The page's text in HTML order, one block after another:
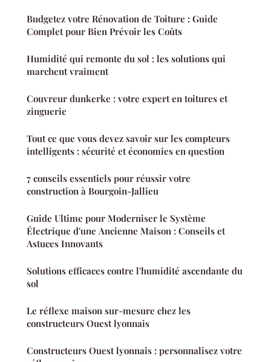
Budgetez votre Rénovation de Toiture : Guide
Complet pour Bien Prévoir les Coûts
Humidité qui remonte du sol : les solutions qui
marchent vraiment
Couvreur dunkerke : votre expert en toitures et
zinguerie
Tout ce que vous devez savoir sur les compteurs
intelligents : sécurité et économies en question
7 conseils essentiels pour réussir votre
construction à Bourgoin-Jallieu
Guide Ultime pour Moderniser le Système
Électrique d'une Ancienne Maison : Conseils et
Astuces Innovants
Solutions efficaces contre l'humidité ascendante du
sol
Le réflexe maison sur-mesure chez les
constructeurs Ouest lyonnais
Constructeurs Ouest lyonnais : personnalisez votre